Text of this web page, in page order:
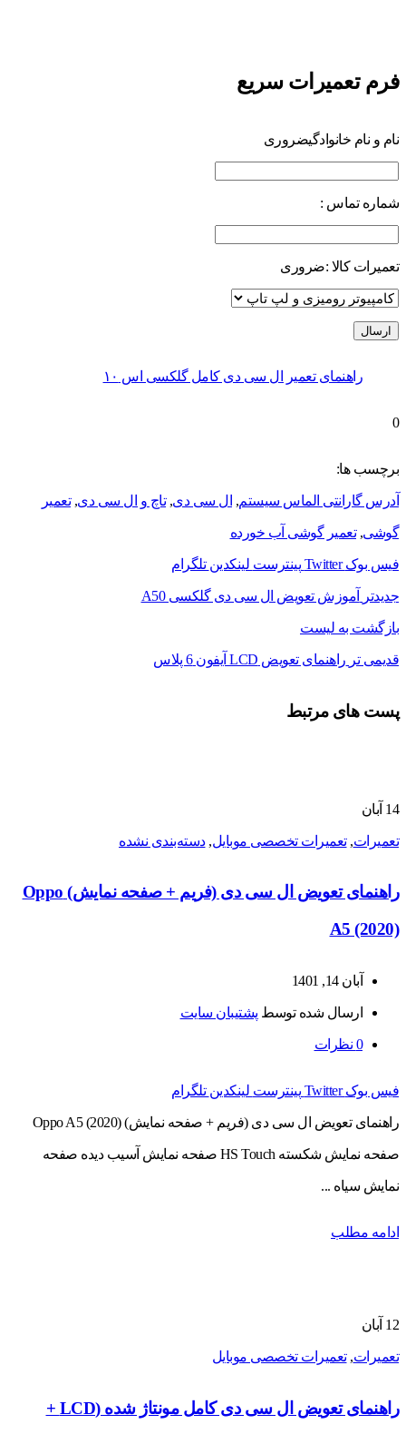
فرم تعمیرات سریع
نام و نام خانوادگیضروری
شماره تماس :
تعمیرات کالا :ضروری
راهنمای تعمیر ال سی دی کامل گلکسی اس ۱۰
0
برچسب ها:
آدرس گارانتی الماس سیستم, ال سی دی,تاچ و ال سی دی,تعمیر
گوشی,تعمیر گوشی آب خورده
فیس بوک Twitter پینترست لینکدین تلگرام
جدیدتر آموزش تعویض ال سی دی گلکسی A50
بازگشت به لیست
قدیمی تر راهنمای تعویض LCD آیفون 6 پلاس
پست های مرتبط
14 آبان
تعمیرات,تعمیرات تخصصی موبایل,دسته‌بندی نشده
راهنمای تعویض ال سی دی (فریم + صفحه نمایش) Oppo
A5 (2020)
آبان 14, 1401
ارسال شده توسط پشتیبان سایت
0 نظرات
فیس بوک Twitter پینترست لینکدین تلگرام
راهنمای تعویض ال سی دی (فریم + صفحه نمایش) Oppo A5 (2020)
صفحه نمایش شکسته HS Touch صفحه نمایش آسیب دیده صفحه
نمایش سیاه ...
ادامه مطلب
12 آبان
تعمیرات,تعمیرات تخصصی موبایل
راهنمای تعویض ال سی دی کامل مونتاژ شده (LCD +